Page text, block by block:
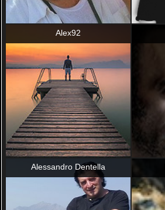
Alex92
Alessandro Dentella